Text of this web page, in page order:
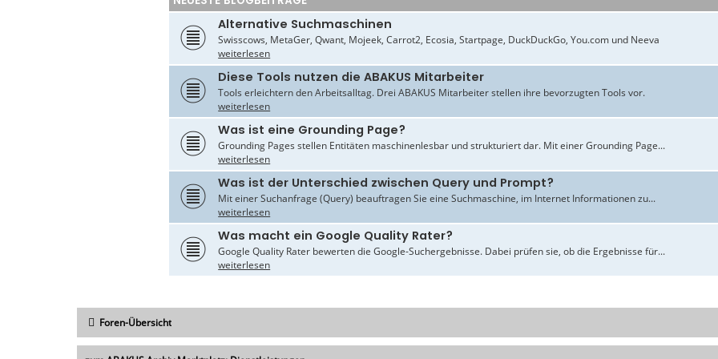
Alternative Suchmaschinen
Swisscows, MetaGer, Qwant, Mojeek, Carrot2, Ecosia, Startpage, DuckDuckGo, You.com und Neeva
weiterlesen
Diese Tools nutzen die ABAKUS Mitarbeiter
Tools erleichtern den Arbeitsalltag. Drei ABAKUS Mitarbeiter stellen ihre bevorzugten Tools vor.
weiterlesen
Was ist eine Grounding Page?
Grounding Pages stellen Entitäten maschinenlesbar und strukturiert dar. Mit einer Grounding Page...
weiterlesen
Was ist der Unterschied zwischen Query und Prompt?
Mit einer Suchanfrage (Query) beauftragen Sie eine Suchmaschine, im Internet Informationen zu...
weiterlesen
Was macht ein Google Quality Rater?
Google Quality Rater bewerten die Google-Suchergebnisse. Dabei prüfen sie, ob die Ergebnisse für...
weiterlesen
Foren-Übersicht